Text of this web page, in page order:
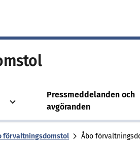
Pressmeddelanden och
avgöranden
för­valt­nings­dom­stol Åbo